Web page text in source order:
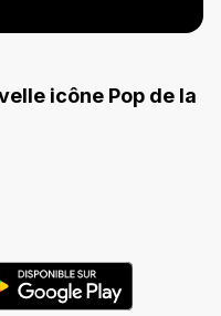
icône Pop de la